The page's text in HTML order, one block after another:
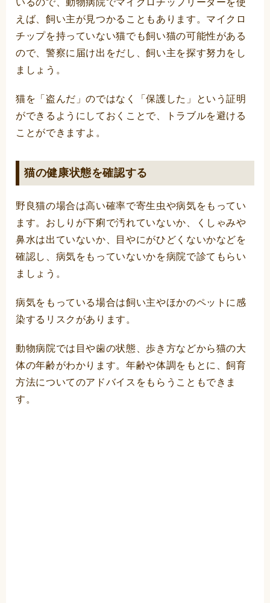
いるので、動物病院でマイクロチップリーダーを使
えば、飼い主が見つかることもあります。マイクロ
チップを持っていない猫でも飼い猫の可能性がある
ので、警察に届け出をだし、飼い主を探す努力をし
ましょう。
猫を「盗んだ」のではなく「保護した」という証明
ができるようにしておくことで、トラブルを避ける
ことができますよ。
猫の健康状態を確認する
野良猫の場合は高い確率で寄生虫や病気をもってい
ます。おしりが下痢で汚れていないか、くしゃみや
鼻水は出ていないか、目やにがひどくないかなどを
確認し、病気をもっていないかを病院で診てもらい
ましょう。
病気をもっている場合は飼い主やほかのペットに感
染するリスクがあります。
動物病院では目や歯の状態、歩き方などから猫の大
体の年齢がわかります。年齢や体調をもとに、飼育
方法についてのアドバイスをもらうこともできま
す。